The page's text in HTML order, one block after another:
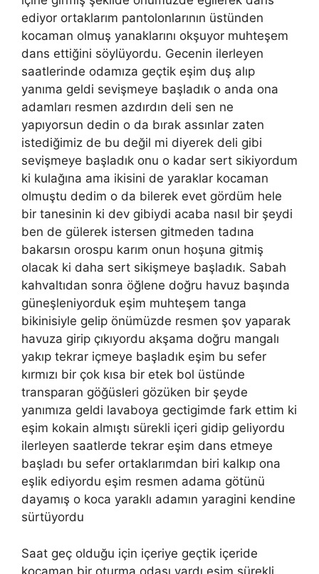
ediyor ortaklarım pantolonlarının üstünden
kocaman olmuş yanaklarını okşuyor muhteşem
dans ettiğini söylüyordu. Gecenin ilerleyen
saatlerinde odamıza geçtik eşim duş alıp
yanıma geldi sevişmeye başladık o anda ona
adamları resmen azdırdın deli sen ne
yapıyorsun dedin o da bırak assınlar zaten
istediğimiz de bu değil mi diyerek deli gibi
sevişmeye başladık onu o kadar sert sikiyordum
ki kulağına ama ikisini de yaraklar kocaman
olmuştu dedim o da bilerek evet gördüm hele
bir tanesinin ki dev gibiydi acaba nasıl bir şeydi
ben de gülerek istersen gitmeden tadına
bakarsın orospu karım onun hoşuna gitmiş
olacak ki daha sert sikişmeye başladık. Sabah
kahvaltıdan sonra öğlene doğru havuz başında
güneşleniyorduk eşim muhteşem tanga
bikinisiyle gelip önümüzde resmen şov yaparak
havuza girip çıkıyordu akşama doğru mangalı
yakıp tekrar içmeye başladık eşim bu sefer
kırmızı bir çok kısa bir etek bol üstünde
transparan göğüsleri gözüken bir şeyde
yanımıza geldi lavaboya gectigimde fark ettim ki
eşim kokain almıştı sürekli içeri gidip geliyordu
ilerleyen saatlerde tekrar eşim dans etmeye
başladı bu sefer ortaklarımdan biri kalkıp ona
eşlik ediyordu eşim resmen adama götünü
dayamış o koca yaraklı adamın yaragini kendine
sürtüyordu
Saat geç olduğu için içeriye geçtik içeride
kocaman bir oturma odası vardı eşim sürekli